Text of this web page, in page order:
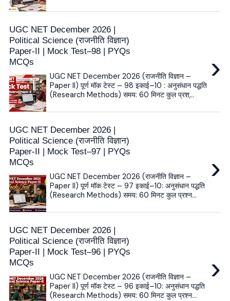
UGC NET December 2026 |
Political Science (राजनीति विज्ञान)
Paper-II | Mock Test–98 | PYQs
MCQs
›
UGC NET December 2026 (राजनीति विज्ञान –
Paper II) पूर्ण मॉक टेस्ट – 98 इकाई–10 : अनुसंधान पद्धति
(Research Methods) समय: 60 मिनट कुल प्रश्...
UGC NET December 2026 |
Political Science (राजनीति विज्ञान)
Paper-II | Mock Test–97 | PYQs
MCQs
›
UGC NET December 2026 (राजनीति विज्ञान –
Paper II) पूर्ण मॉक टेस्ट – 97 इकाई–10: अनुसंधान पद्धति
(Research Methods) समय: 60 मिनट कुल प्रश्न...
UGC NET December 2026 |
Political Science (राजनीति विज्ञान)
Paper-II | Mock Test–96 | PYQs
MCQs
›
UGC NET December 2026 (राजनीति विज्ञान –
Paper II) पूर्ण मॉक टेस्ट – 96 इकाई–10: अनुसंधान पद्धति
(Research Methods) समय: 60 मिनट कुल प्रश्न...